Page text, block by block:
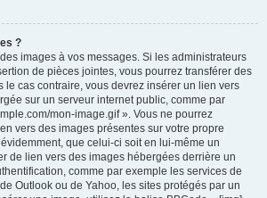
?
images à vos messages. Si les administrateurs
de pièces jointes, vous pourrez transférer des
le cas contraire, vous devrez insérer un lien vers
sur un serveur internet public, comme par
mon-image.gif ». Vous ne pourrez
vers des images présentes sur votre propre
que celui-ci soit en lui-même un
de lien vers des images hébergées derrière un
comme par exemple les services de
Outlook ou de Yahoo, les sites protégés par un